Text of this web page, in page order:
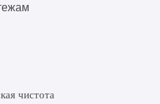
чистота